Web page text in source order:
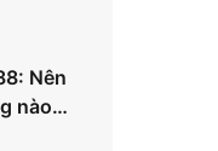
Nên
nào